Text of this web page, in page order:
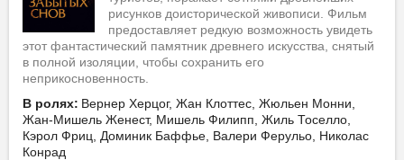
рисунков доисторической живописи. Фильм
предоставляет редкую возможность увидеть
этот фантастический памятник древнего искусства, снятый
в полной изоляции, чтобы сохранить его
неприкосновенность.
В ролях: Вернер Херцог, Жан Клоттес, Жюльен Монни,
Жан-Мишель Женест, Мишель Филипп, Жиль Тоселло,
Кэрол Фриц, Доминик Баффье, Валери Ферульо, Николас
Конрад